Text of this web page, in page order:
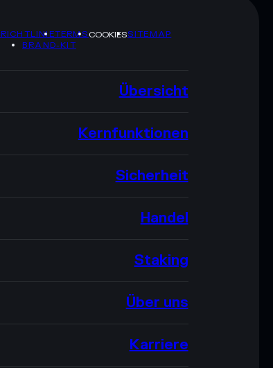
TERMSCOOKIESSITEMAP
BRAND-KIT
Übersicht
Kernfunktionen
Sicherheit
Handel
Staking
Über uns
Karriere